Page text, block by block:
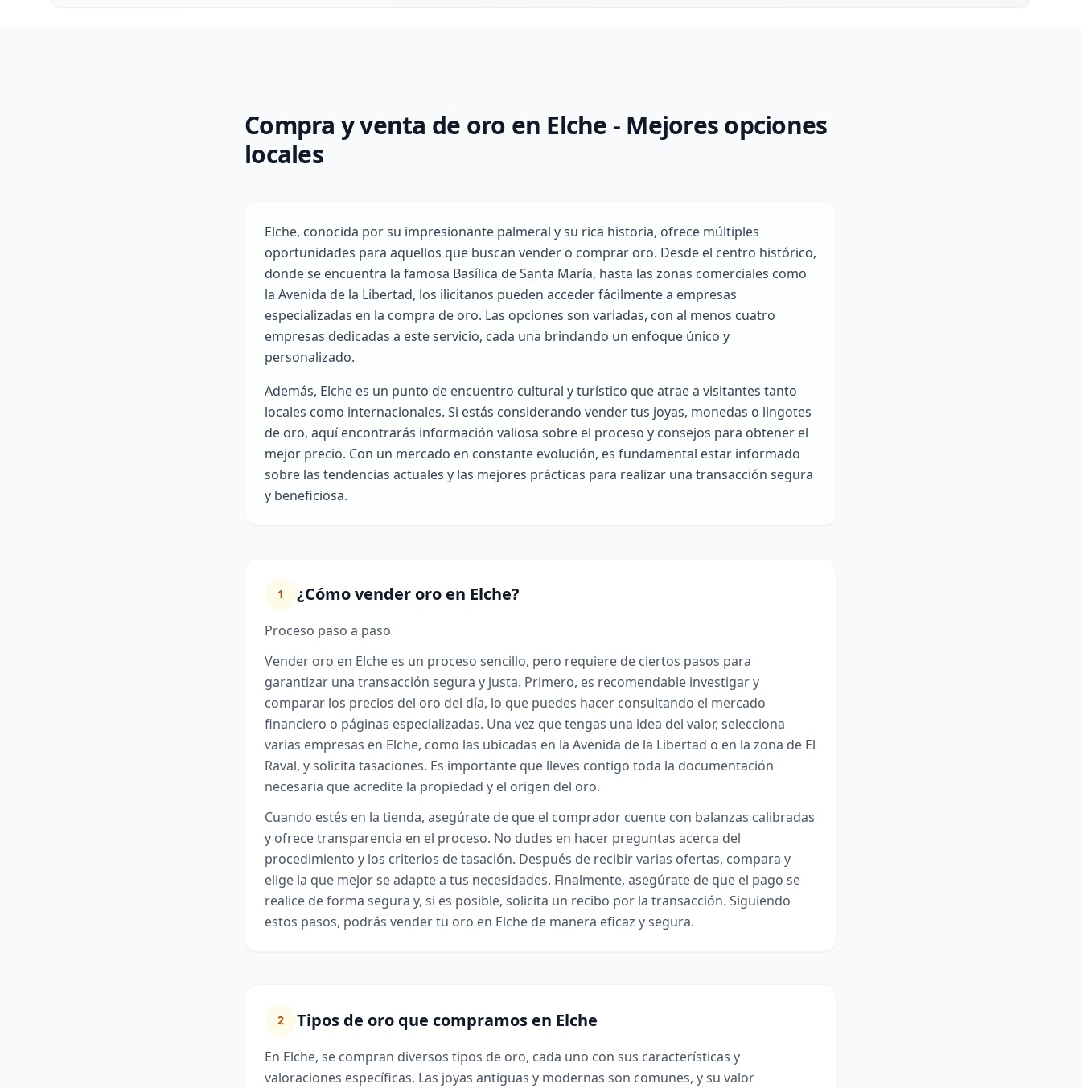
Compra y venta de oro en Elche - Mejores opciones
locales
Elche, conocida por su impresionante palmeral y su rica historia, ofrece múltiples
oportunidades para aquellos que buscan vender o comprar oro. Desde el centro histórico,
donde se encuentra la famosa Basílica de Santa María, hasta las zonas comerciales como
la Avenida de la Libertad, los ilicitanos pueden acceder fácilmente a empresas
especializadas en la compra de oro. Las opciones son variadas, con al menos cuatro
empresas dedicadas a este servicio, cada una brindando un enfoque único y
personalizado.
Además, Elche es un punto de encuentro cultural y turístico que atrae a visitantes tanto
locales como internacionales. Si estás considerando vender tus joyas, monedas o lingotes
de oro, aquí encontrarás información valiosa sobre el proceso y consejos para obtener el
mejor precio. Con un mercado en constante evolución, es fundamental estar informado
sobre las tendencias actuales y las mejores prácticas para realizar una transacción segura
y beneficiosa.
1 ¿Cómo vender oro en Elche?
Proceso paso a paso
Vender oro en Elche es un proceso sencillo, pero requiere de ciertos pasos para
garantizar una transacción segura y justa. Primero, es recomendable investigar y
comparar los precios del oro del día, lo que puedes hacer consultando el mercado
financiero o páginas especializadas. Una vez que tengas una idea del valor, selecciona
varias empresas en Elche, como las ubicadas en la Avenida de la Libertad o en la zona de El
Raval, y solicita tasaciones. Es importante que lleves contigo toda la documentación
necesaria que acredite la propiedad y el origen del oro.
Cuando estés en la tienda, asegúrate de que el comprador cuente con balanzas calibradas
y ofrece transparencia en el proceso. No dudes en hacer preguntas acerca del
procedimiento y los criterios de tasación. Después de recibir varias ofertas, compara y
elige la que mejor se adapte a tus necesidades. Finalmente, asegúrate de que el pago se
realice de forma segura y, si es posible, solicita un recibo por la transacción. Siguiendo
estos pasos, podrás vender tu oro en Elche de manera eficaz y segura.
2 Tipos de oro que compramos en Elche
En Elche, se compran diversos tipos de oro, cada uno con sus características y
valoraciones específicas. Las joyas antiguas y modernas son comunes, y su valor